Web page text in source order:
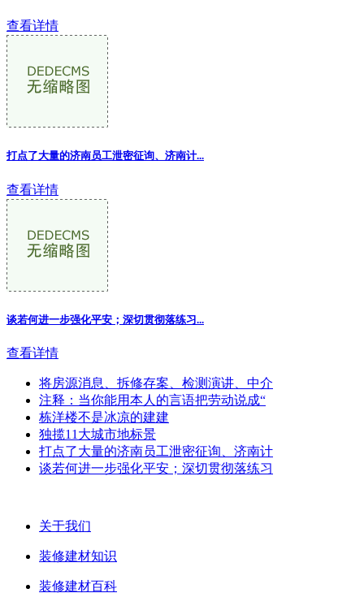
查看详情
打点了大量的济南员工泄密征询、济南计...
查看详情
谈若何进一步强化平安；深切贯彻落练习...
查看详情
将房源消息、拆修存案、检测演讲、中介
注释：当你能用本人的言语把劳动说成“
栋洋楼不是冰凉的建建
独揽11大城市地标景
打点了大量的济南员工泄密征询、济南计
谈若何进一步强化平安；深切贯彻落练习
关于我们
装修建材知识
装修建材百科